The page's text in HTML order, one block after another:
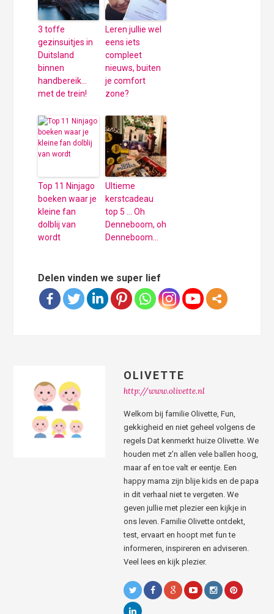
3 toffe
gezinsuitjes in
Duitsland
binnen
handbereik…
met de trein!
Leren jullie wel
eens iets
compleet
nieuws, buiten
je comfort
zone?
Top 11 Ninjago
boeken waar je
kleine fan
dolblij van
wordt
Ultieme
kerstcadeau
top 5 … Oh
Denneboom, oh
Denneboom…
Delen vinden we super lief
OLIVETTE
http://www.olivette.nl
Welkom bij familie Olivette, Fun,
gekkigheid en niet geheel volgens de
regels Dat kenmerkt huize Olivette. We
houden met z’n allen vele ballen hoog,
maar af en toe valt er eentje. Een
happy mama zijn blije kids en de papa
in dit verhaal niet te vergeten. We
geven jullie met plezier een kijkje in
ons leven. Familie Olivette ontdekt,
test, ervaart en hoopt met fun te
informeren, inspireren en adviseren.
Veel lees en kijk plezier.